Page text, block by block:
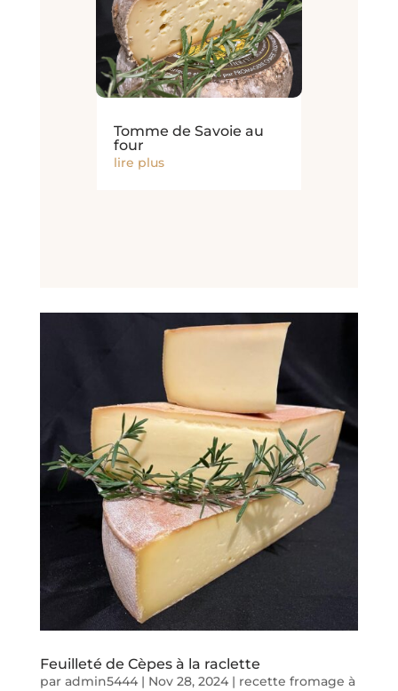
Tomme de Savoie au
four
lire plus
Feuilleté de Cèpes à la raclette
par admin5444| Nov 28, 2024| recette fromage à